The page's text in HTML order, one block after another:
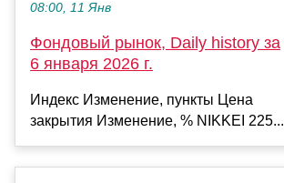
08:00, 11 Янв
Фондовый рынок, Daily history за
6 января 2026 г.
Индекс Изменение, пункты Цена
закрытия Изменение, % NIKKEI 225...